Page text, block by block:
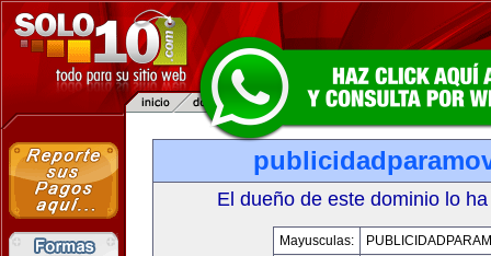
El dueño de este dominio lo
Mayusculas: